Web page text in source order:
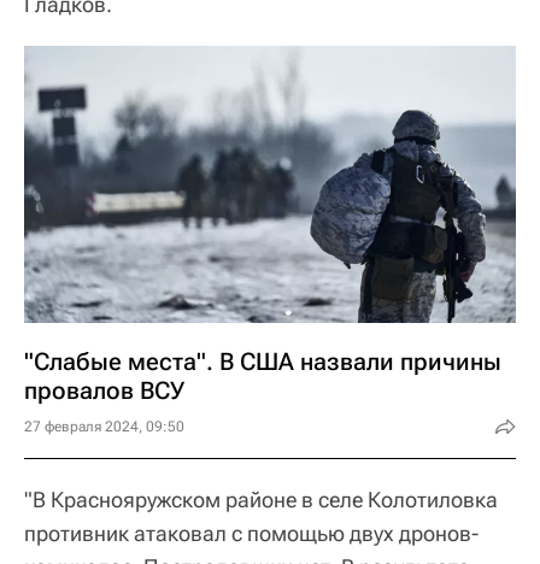
"Слабые места". В США назвали причины
провалов ВСУ
27 февраля 2024, 09:50
"В Краснояружском районе в селе Колотиловка
противник атаковал с помощью двух дронов-